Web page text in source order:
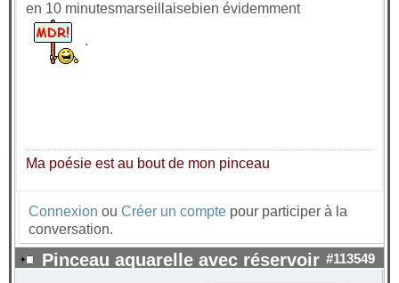
en 10 minutesmarseillaisebien évidemment
.
Ma poésie est au bout de mon pinceau
Connexion ou Créer un compte pour participer à la
conversation.
Pinceau aquarelle avec réservoir #113549